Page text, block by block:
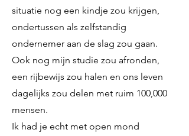
situatie nog een kindje zou krijgen,
ondertussen als zelfstandig
ondernemer aan de slag zou gaan.
Ook nog mijn studie zou afronden,
een rijbewijs zou halen en ons leven
dagelijks zou delen met ruim 100,000
mensen.
Ik had je echt met open mond